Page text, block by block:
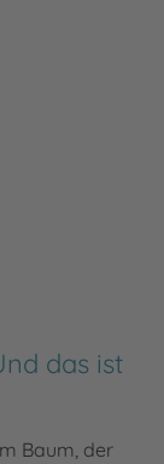
das ist
Baum, der